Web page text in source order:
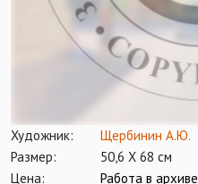
Художник:
Щербинин А.Ю.
Размер:
50,6 Х 68 см
Цена:
Работа в архиве